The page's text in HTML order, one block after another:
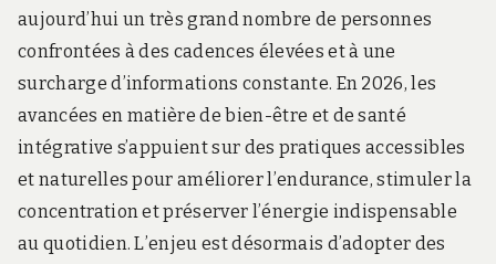
aujourd’hui un très grand nombre de personnes
confrontées à des cadences élevées et à une
surcharge d’informations constante. En 2026, les
avancées en matière de bien-être et de santé
intégrative s’appuient sur des pratiques accessibles
et naturelles pour améliorer l’endurance, stimuler la
concentration et préserver l’énergie indispensable
au quotidien. L’enjeu est désormais d’adopter des